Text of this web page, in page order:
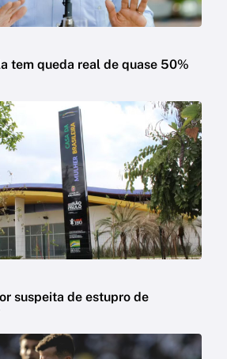
tem queda real de quase 50%
suspeita de estupro de